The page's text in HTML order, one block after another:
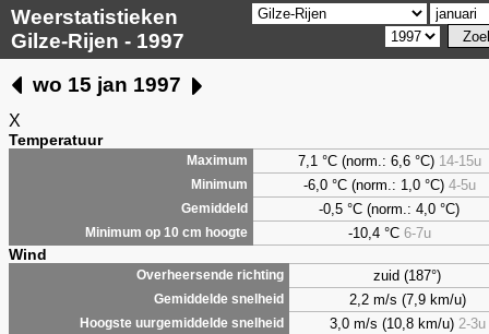
Weerstatistieken
Gilze-Rijen - 1997
wo 15 jan 1997
X
Temperatuur
Maximum 7,1 °C (norm.: 6,6 °C) 14-15u
Minimum -6,0°C (norm.: 1,0 °C) 4-5u
Gemiddeld -0,5 °C (norm.: 4,0 °C)
Minimum op 10 cm hoogte -10,4 °C 6-7u
Wind
Overheersende richting zuid (187°)
Gemiddelde snelheid 2,2 m/s (7,9 km/u)
Hoogste uurgemiddelde snelheid 3,0 m/s (10,8 km/u) 2-3u